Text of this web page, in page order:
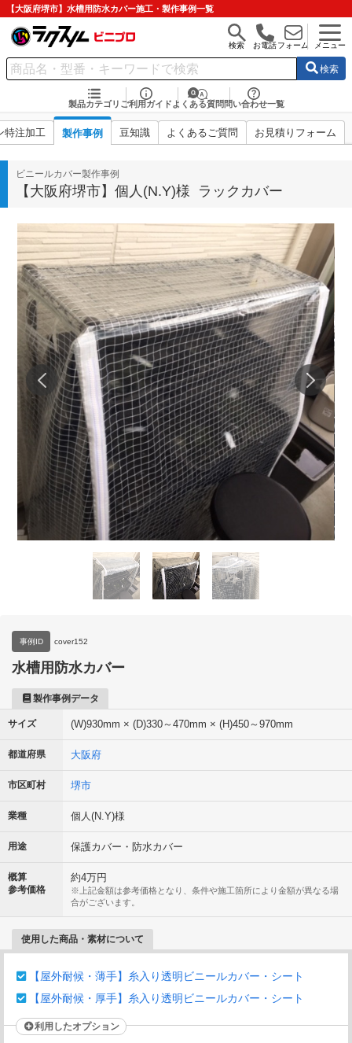
【大阪府堺市】水槽用防水カバー施工・製作事例一覧
検索 お電話フォーム メニュー
検索
製品カテゴリ ご利用ガイド よくある質問 問い合わせ一覧
特注加工 製作事例 豆知識 よくあるご質問 お見積りフォーム
ビニールカバー製作事例
【大阪府堺市】個人(N.Y)様 ラックカバー
事例ID cover152
水槽用防水カバー
製作事例データ
サイズ (W)930mm × (D)330～470mm × (H)450～970mm
都道府県 大阪府
市区町村 堺市
業種 個人(N.Y)様
用途 保護カバー・防水カバー
概算
参考価格
約4万円
※上記金額は参考価格となり、条件や施工箇所により金額が異なる場
合がございます。
使用した商品・素材について
【屋外耐候・薄手】糸入り透明ビニールカバー・シート
【屋外耐候・厚手】糸入り透明ビニールカバー・シート
利用したオプション